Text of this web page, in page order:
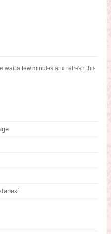
wait a few minutes and refresh this